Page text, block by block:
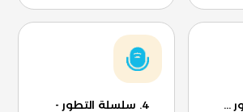
...
4. سلسلة التطور -